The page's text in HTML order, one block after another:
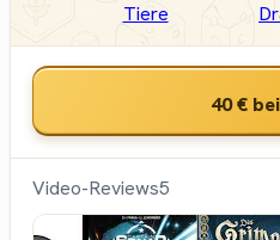
Tiere
40 €
Video-Reviews5